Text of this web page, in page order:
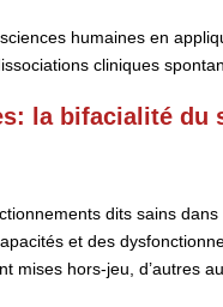
humaines en
cliniques
la bifacialité du
dits sains dans
et des
mises hors-jeu, d’autres